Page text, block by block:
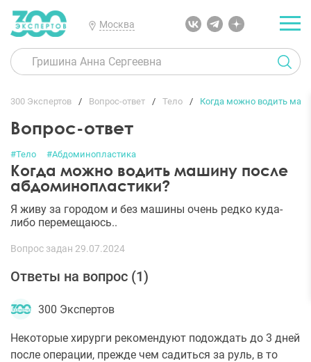
Москва
300 Экспертов Вопрос-ответ Тело Когда можно водить
Вопрос-ответ
#Тело #Абдоминопластика
Когда можно водить машину после
абдоминопластики?
Я живу за городом и без машины очень редко куда-
либо перемещаюсь..
Вопрос задан 29.07.2024
Ответы на вопрос (1)
300 Экспертов
Некоторые хирурги рекомендуют подождать до 3 дней
после операции, прежде чем садиться за руль, в то